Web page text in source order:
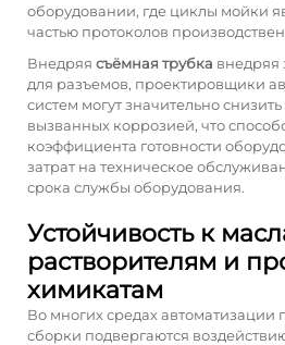
оборудовании, где циклы мойки
частью протоколов
Внедряя съёмная трубка внедряя
для разъемов, проектировщики
систем могут значительно
вызванных коррозией, что
коэффициента готовности
затрат на техническое
срока службы оборудования.
Устойчивость к
растворителям и
химикатам
Во многих средах автоматизации
сборки подвергаются